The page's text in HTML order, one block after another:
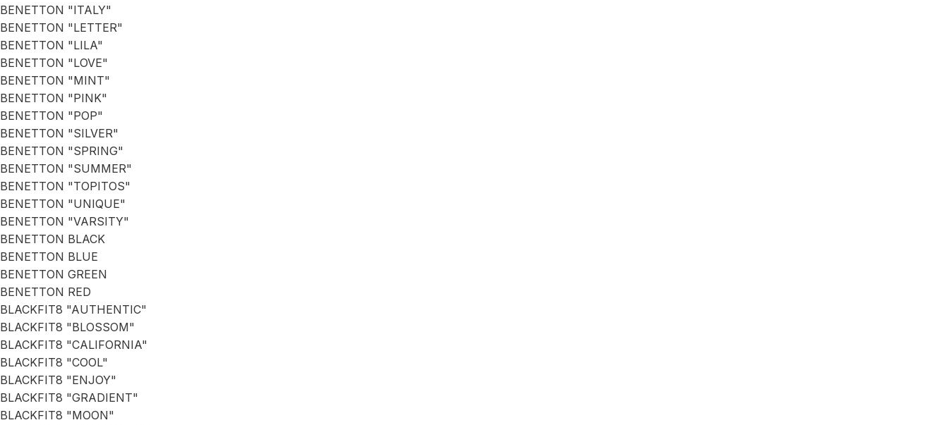
BENETTON "ITALY"
BENETTON "LETTER"
BENETTON "LILA"
BENETTON "LOVE"
BENETTON "MINT"
BENETTON "PINK"
BENETTON "POP"
BENETTON "SILVER"
BENETTON "SPRING"
BENETTON "SUMMER"
BENETTON "TOPITOS"
BENETTON "UNIQUE"
BENETTON "VARSITY"
BENETTON BLACK
BENETTON BLUE
BENETTON GREEN
BENETTON RED
BLACKFIT8 "AUTHENTIC"
BLACKFIT8 "BLOSSOM"
BLACKFIT8 "CALIFORNIA"
BLACKFIT8 "COOL"
BLACKFIT8 "ENJOY"
BLACKFIT8 "GRADIENT"
BLACKFIT8 "MOON"